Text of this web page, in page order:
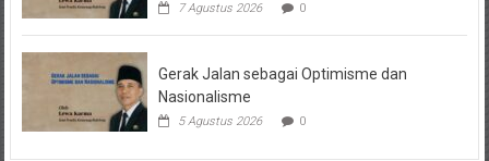
7 Agustus 2026 0
Gerak Jalan sebagai Optimisme dan
Nasionalisme
5 Agustus 2026 0